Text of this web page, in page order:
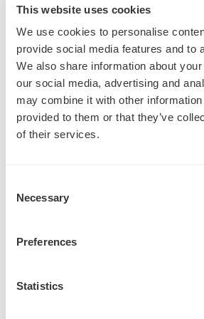
This website uses cookies
We use cookies to personalise
provide social media features and to
We also share information about
our social media, advertising and
may combine it with other information
provided to them or that they’ve
of their services.
Selection
Necessary
Preferences
Statistics
Administratief
Debiteurenbeheer
Den Bosch € 3,200 - € 3,800
Ben jij administratief sterk, houd je
precies hoe je openstaande
opvolgt? Dan hebben wij een mooie
Bekijk vacature
medewerker
Wil jij een sleutelrol vervullen in